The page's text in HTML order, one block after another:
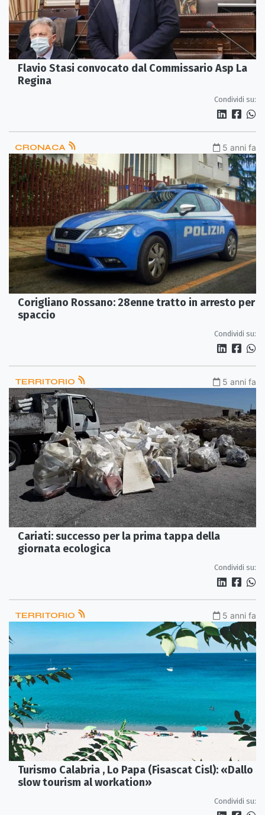
Flavio Stasi convocato dal Commissario Asp La
Regina
Condividi su:
CRONACA 5 anni fa
Corigliano Rossano: 28enne tratto in arresto per
spaccio
Condividi su:
TERRITORIO 5 anni fa
Cariati: successo per la prima tappa della
giornata ecologica
Condividi su:
TERRITORIO 5 anni fa
Turismo Calabria , Lo Papa (Fisascat Cisl): «Dallo
slow tourism al workation»
Condividi su: